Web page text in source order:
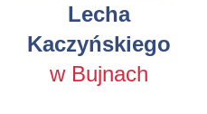
Lecha
Kaczyńskiego
w Bujnach